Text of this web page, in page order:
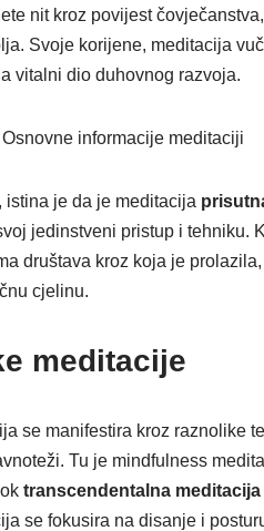
nit kroz povijest
Svoje korijene, meditacija
vitalni dio duhovnog razvoja.
istina je da je meditacija
jedinstveni pristup i tehniku.
društava kroz koja je
cjelinu.
meditacije
se manifestira kroz raznolike
Tu je mindfulness
transcendentalna meditacija
se fokusira na disanje i